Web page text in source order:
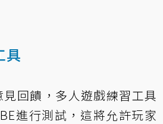
具
回饋，多人遊戲練習工具
進行測試，這將允許玩家